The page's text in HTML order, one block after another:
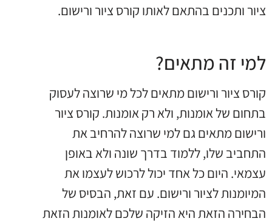
ציור ותכנים בהתאם לאותו קורס ציור ורישום.
למי זה מתאים?
קורס ציור ורישום מתאים לכל מי שרוצה לעסוק
בתחום של אומנות, ולא רק אומנות. קורס ציור
ורישום מתאים גם למי שרוצה להרחיב את
התחביב שלו, ללמוד בדרך שונה ולא באופן
עצמאי. היום כל אחד יכול לרכוש לעצמו את
המיומנות לציור ורישום. עם זאת, הבסיס של
הבחירה הזאת היא הזיקה שלכם לאומנות הזאת